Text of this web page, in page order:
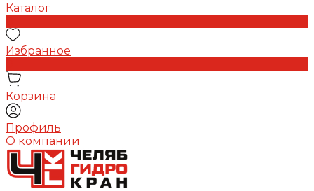
Каталог
Избранное
Корзина
Профиль
О компании